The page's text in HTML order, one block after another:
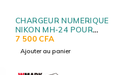
CHARGEUR NUMERIQUE
NIKON MH-24 POUR
BATTERIE NIKON EN-
EL14
7 500 CFA
Ajouter au panier